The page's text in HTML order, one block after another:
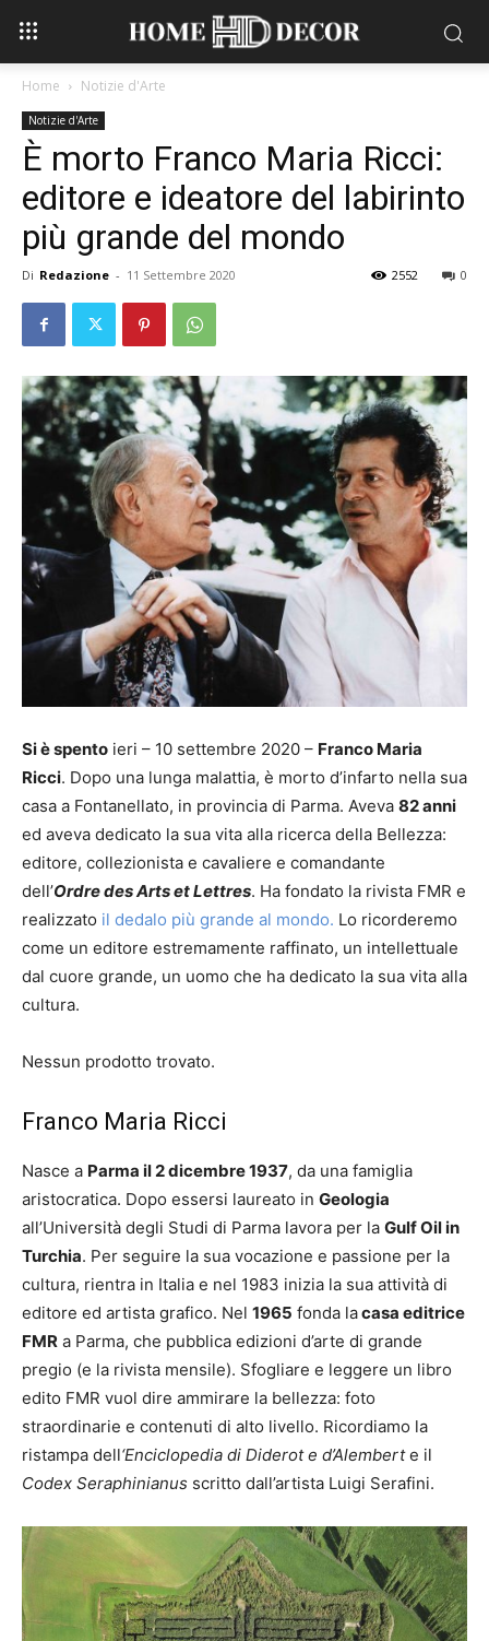
Home Notizie d'Arte
Notizie d'Arte
È morto Franco Maria Ricci:
editore e ideatore del labirinto
più grande del mondo
Di Redazione - 11 Settembre 2020 0
2552
Si è spento ieri – 10 settembre 2020 – Franco Maria
Ricci. Dopo una lunga malattia, è morto d’infarto nella sua
casa a Fontanellato, in provincia di Parma. Aveva 82 anni
ed aveva dedicato la sua vita alla ricerca della Bellezza:
editore, collezionista e cavaliere e comandante
dell’Ordre des Arts et Lettres. Ha fondato la rivista FMR e
realizzato il dedalo più grande al mondo. Lo ricorderemo
come un editore estremamente raffinato, un intellettuale
dal cuore grande, un uomo che ha dedicato la sua vita alla
cultura.
Nessun prodotto trovato.
Franco Maria Ricci
Nasce a Parma il 2 dicembre 1937, da una famiglia
aristocratica. Dopo essersi laureato in Geologia
all’Università degli Studi di Parma lavora per la Gulf Oil in
Turchia. Per seguire la sua vocazione e passione per la
cultura, rientra in Italia e nel 1983 inizia la sua attività di
editore ed artista grafico. Nel 1965 fonda lacasa editrice
FMR a Parma, che pubblica edizioni d’arte di grande
pregio (e la rivista mensile). Sfogliare e leggere un libro
edito FMR vuol dire ammirare la bellezza: foto
straordinarie e contenuti di alto livello. Ricordiamo la
ristampa dell‘Enciclopedia di Diderot e d’Alemberte il
Codex Seraphinianus scritto dall’artista Luigi Serafini.